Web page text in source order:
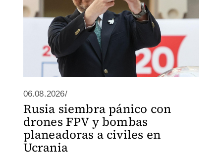
06.08.2026/
Rusia siembra pánico con
drones FPV y bombas
planeadoras a civiles en
Ucrania